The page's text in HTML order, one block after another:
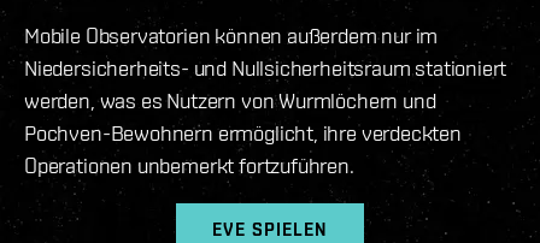
Mobile Observatorien können außerdem nur im
Niedersicherheits- und Nullsicherheitsraum stationiert
werden, was es Nutzern von Wurmlöchern und
Pochven-Bewohnern ermöglicht, ihre verdeckten
Operationen unbemerkt fortzuführen.
EVE SPIELEN